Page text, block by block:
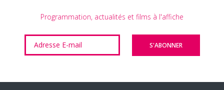
Programmation, actualités et films à l'affiche